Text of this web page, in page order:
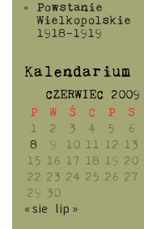
Powstanie
Wielkopolskie
1918-1919
Kalendarium
CZERWIEC 2009
P
W Ś C P S
1
2 3 4 5 6
8
9 10 11 12 13
15 16 17 18 19 20
22 23 24 25 26 27
29 30
« sie lip »